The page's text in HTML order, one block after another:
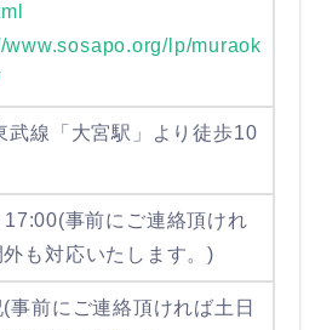
www.sosapo.org/lp/muraok
武線「大宮駅」より徒歩10
事前にご連絡頂けれ
外も対応いたします。)
事前にご連絡頂ければ土日